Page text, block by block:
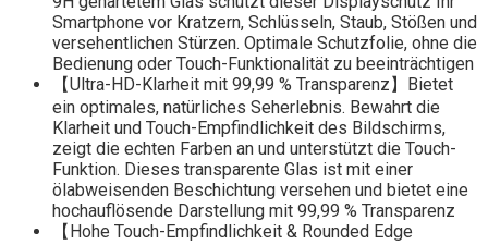
Smartphone vor Kratzern, Schlüsseln, Staub, Stößen und
versehentlichen Stürzen. Optimale Schutzfolie, ohne die
Bedienung oder Touch-Funktionalität zu beeinträchtigen
【Ultra-HD-Klarheit mit 99,99 % Transparenz】Bietet
ein optimales, natürliches Seherlebnis. Bewahrt die
Klarheit und Touch-Empfindlichkeit des Bildschirms,
zeigt die echten Farben an und unterstützt die Touch-
Funktion. Dieses transparente Glas ist mit einer
ölabweisenden Beschichtung versehen und bietet eine
hochauflösende Darstellung mit 99,99 % Transparenz
【Hohe Touch-Empfindlichkeit & Rounded Edge